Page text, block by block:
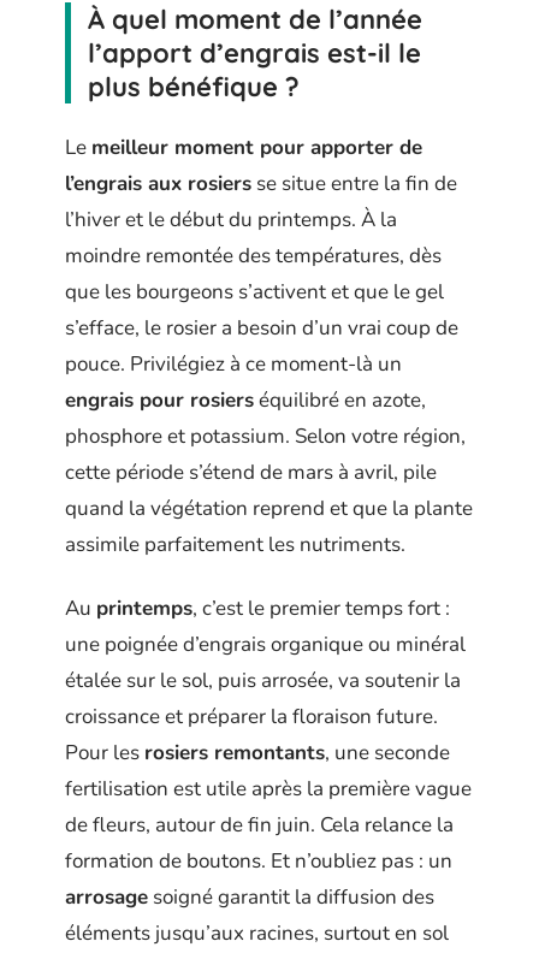
À quel moment de l’année
l’apport d’engrais est-il le
plus bénéfique ?
Le meilleur moment pour apporter de
l’engrais aux rosiers se situe entre la fin de
l’hiver et le début du printemps. À la
moindre remontée des températures, dès
que les bourgeons s’activent et que le gel
s’efface, le rosier a besoin d’un vrai coup de
pouce. Privilégiez à ce moment-là un
engrais pour rosierséquilibré en azote,
phosphore et potassium. Selon votre région,
cette période s’étend de mars à avril, pile
quand la végétation reprend et que la plante
assimile parfaitement les nutriments.
Au printemps, c’est le premier temps fort :
une poignée d’engrais organique ou minéral
étalée sur le sol, puis arrosée, va soutenir la
croissance et préparer la floraison future.
Pour les rosiers remontants, une seconde
fertilisation est utile après la première vague
de fleurs, autour de fin juin. Cela relance la
formation de boutons. Et n’oubliez pas : un
arrosage soigné garantit la diffusion des
éléments jusqu’aux racines, surtout en sol